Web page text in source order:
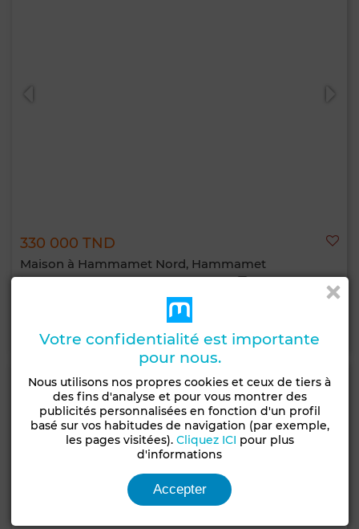
330 000 TND
Maison à Hammamet Nord, Hammamet
Votre confidentialité est importante
pour nous.
Nous utilisons nos propres cookies et ceux de tiers à
des fins d'analyse et pour vous montrer des
publicités personnalisées en fonction d'un profil
basé sur vos habitudes de navigation (par exemple,
les pages visitées). Cliquez ICI pour plus
d'informations
Accepter